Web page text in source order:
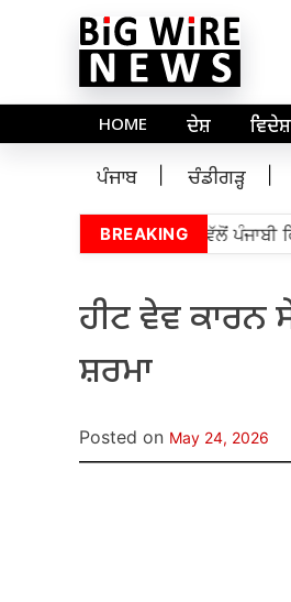
HOME ਦੇਸ਼ ਵਿਦੇਸ਼
ਪੰਜਾਬ ਚੰਡੀਗੜ੍ਹ
BREAKING
ਵਿਧਾਨ ਸਭਾ ਦੇ ਸਪੀਕਰ ਵੱਲੋਂ ਪੰਜਾਬੀ
ਹੀਟ ਵੇਵ ਕਾਰਨ
ਸ਼ਰਮਾ
Posted on May 24, 2026